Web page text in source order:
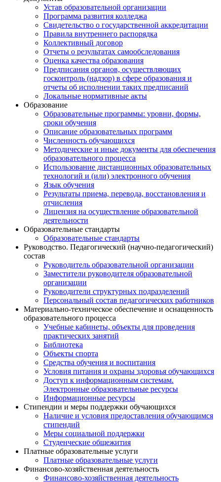
Устав образовательной организации
Программа развития колледжа
Свидетельство о государственной аккредитации
Правила внутреннего распорядка
Коллективный договор
Отчеты о результатах самообследования
Оценка качества образования
Предписания органов, осуществляющих
госконтроль (надзор) в сфере образования и
отчеты об исполнении таких предписаний
Локальные нормативные акты
Образование
Образовательные программы: уровни, формы,
сроки обучения
Описание образовательных программ
Численность обучающихся
Методические и иные документы для обеспечения
образовательного процесса
Использование дистанционных образовательных
технологий и (или) электронного обучения
Язык обучения
Результаты приема, перевода, восстановления и
отчисления
Лицензия на осуществление образовательной
деятельности
Образовательные стандарты
Образовательные стандарты
Руководство. Педагогический (научно-педагогический)
состав
Руководитель образовательной организации
Заместители руководителя образовательной
организации
Руководители структурных подразделений
Персональный состав педагогических работников
Материально-техническое обеспечение и оснащенность
образовательного процесса
Учебные кабинеты, объекты для проведения
практических занятий
Библиотека
Объекты спорта
Средства обучения и воспитания
Условия питания и охраны здоровья обучающихся
Доступ к информационным системам.
Электронные образовательные ресурсы
Информационные ресурсы
Стипендии и меры поддержки обучающихся
Наличие и условия предоставления обучающимся
стипендий
Меры социальной поддержки
Студенческие общежития
Платные образовательные услуги
Платные образовательные услуги
Финансово-хозяйственная деятельность
Финансово-хозяйственная деятельность